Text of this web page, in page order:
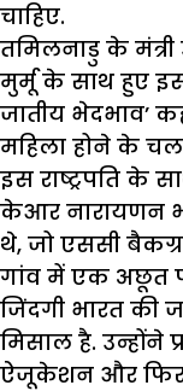
चाहिए.
तमिलनाडु के मंत्री
मुर्मू के साथ हुए
जातीय भेदभाव’
महिला होने के
इस राष्ट्रपति के
केआर नारायणन
थे, जो एससी
गांव में एक अछूत
जिंदगी भारत की
मिसाल है. उन्होंने
ऐजूकेशन और फिर